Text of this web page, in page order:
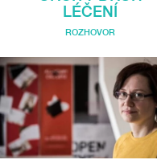
LÉČENÍ
ROZHOVOR